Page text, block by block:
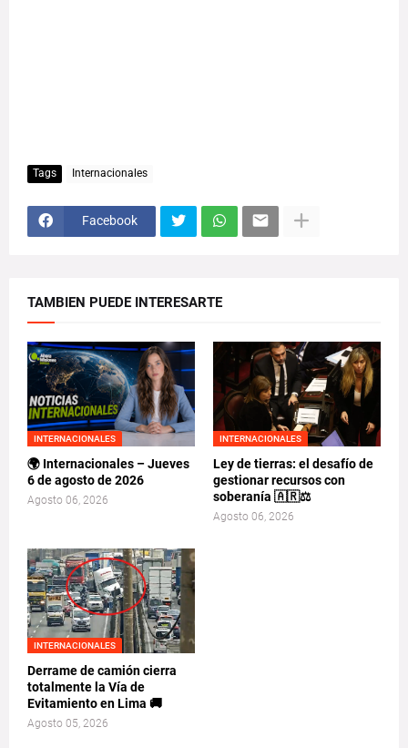
Tags Internacionales
Facebook
TAMBIEN PUEDE INTERESARTE
INTERNACIONALES
🌍 Internacionales – Jueves
6 de agosto de 2026
Agosto 06, 2026
INTERNACIONALES
Ley de tierras: el desafío de
gestionar recursos con
soberanía 🇦🇷⚖️
Agosto 06, 2026
INTERNACIONALES
Derrame de camión cierra
totalmente la Vía de
Evitamiento en Lima 🚚
Agosto 05, 2026